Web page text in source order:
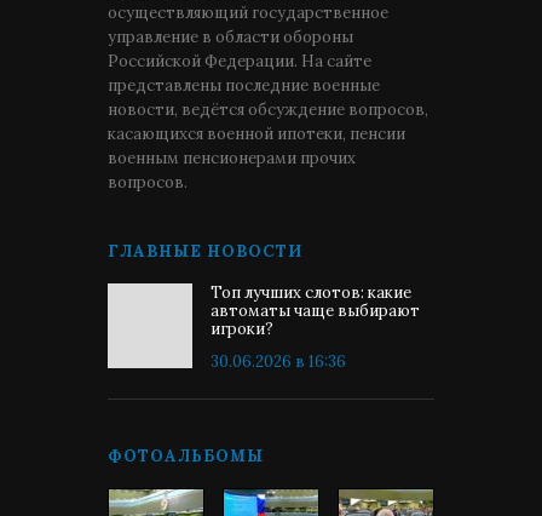
осуществляющий государственное
управление в области обороны
Российской Федерации. На сайте
представлены последние военные
новости, ведётся обсуждение вопросов,
касающихся военной ипотеки, пенсии
военным пенсионерами прочих
вопросов.
ГЛАВНЫЕ НОВОСТИ
Топ лучших слотов: какие
автоматы чаще выбирают
игроки?
30.06.2026 в 16:36
ФОТОАЛЬБОМЫ